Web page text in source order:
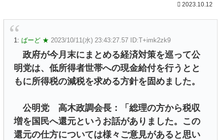
2023.10.12
1: ばーど ★ 2023/10/11(水) 23:43:27.57 ID:T+imk2zk9
政府が今月末にまとめる経済対策を巡って公
明党は、低所得者世帯への現金給付を行うとと
もに所得税の減税を求める方針を固めました。
公明党 高木政調会長：「総理の方から税収
増を国民へ還元というお話がありました。この
還元の仕方については様々ご意見があると思い